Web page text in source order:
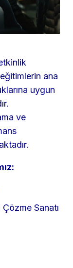
ana
uygun
ve
Sanatı